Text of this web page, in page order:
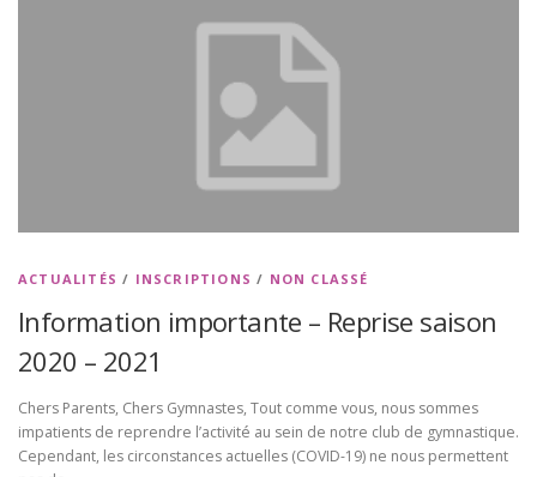
ACTUALITÉS / INSCRIPTIONS / NON CLASSÉ
Information importante – Reprise saison
2020 – 2021
Chers Parents, Chers Gymnastes, Tout comme vous, nous sommes
impatients de reprendre l’activité au sein de notre club de gymnastique.
Cependant, les circonstances actuelles (COVID-19) ne nous permettent